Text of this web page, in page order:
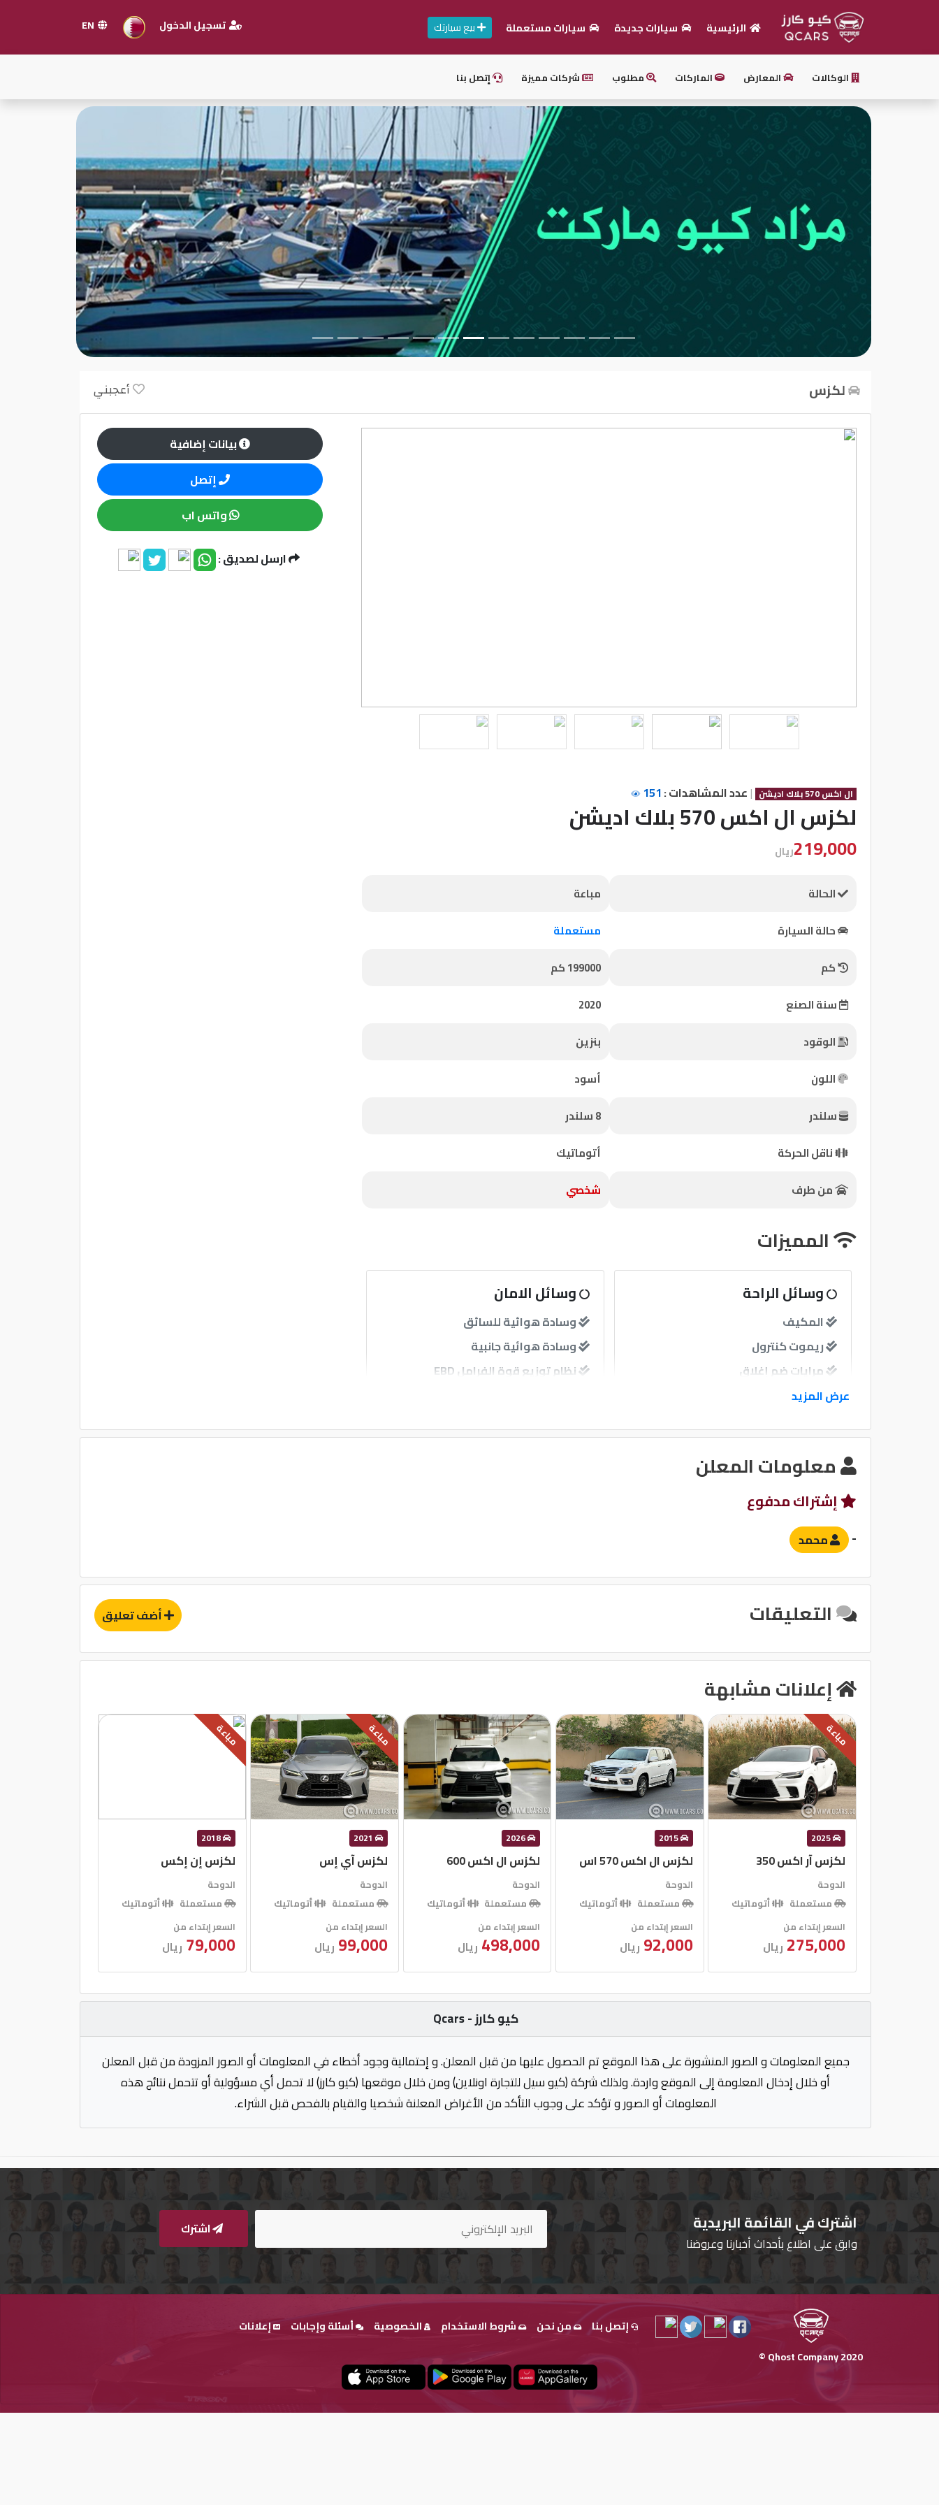
بيع
الرئيسية سيارات جديدة سيارات مستعملة بيع سيارتك تسجيل الدخول
الوكالات المعارض الماركات مطلوب شركات مميزة إتصل بنا
لكزس أعجبني
ال اكس 570 بلاك اديشن | عدد المشاهدات :151
لكزس ال اكس 570 بلاك اديشن
219,000ريال
الحالة
مباعة
حالة السيارة
مستعملة
كم
199000 كم
سنة الصنع
2020
الوقود
بنزين
اللون
أسود
سلندر
8 سلندر
ناقل الحركة
أتوماتيك
من طرف
شخصي
المميزات
وسائل الراحة
المكيف
ريموت كنترول
مرايات ضم إغلاق
نظام الصوت
وسائل الامان
وسادة هوائية للسائق
وسادة هوائية جانبية
نظام توزيع قوة الفرامل EBD
آخرى
عرض المزيد
بيانات إضافية
إتصل
واتس اب
ارسل لصديق :
معلومات المعلن
إشتراك مدفوع
- محمد
التعليقات أضف تعليق
إعلانات مشابهة
مباعة
2025
لكزس آر اكس 350
الدوحة
مستعملة
أتوماتيك
السعر إبتداء من
275,000 ريال
2015
لكزس ال اكس 570 اس
الدوحة
مستعملة
أتوماتيك
السعر إبتداء من
92,000 ريال
2026
لكزس ال اكس 600
الدوحة
مستعملة
أتوماتيك
السعر إبتداء من
498,000 ريال
مباعة
2021
لكزس آي إس
الدوحة
مستعملة
أتوماتيك
السعر إبتداء من
99,000 ريال
مباعة
2018
لكزس إن إكس
الدوحة
مستعملة
أتوماتيك
السعر إبتداء من
79,000 ريال
كيو كارز - Qcars
جميع المعلومات و الصور المنشورة على هذا الموقع تم الحصول عليها من قبل المعلن. و إحتمالية وجود أخطاء في المعلومات أو الصور المزودة من قبل المعلن
أو خلال إدخال المعلومة إلى الموقع واردة. ولذلك شركة (كيو سيل للتجارة اونلاين) ومن خلال موقعها (كيو كارز) لا تحمل أي مسؤولية أو تتحمل نتائج هذه
المعلومات أو الصور و تؤكد على وجوب التأكد من الأغراض المعلنة شخصيا والقيام بالفحص قبل الشراء.
اشترك في القائمة البريدية
وابق على اطلاع بأحداث أخبارنا وعروضنا
اشترك
Qhost Company 2020 ©
إتصل بنا من نحن شروط الاستخدام الخصوصية أسئلة وإجابات إعلانات